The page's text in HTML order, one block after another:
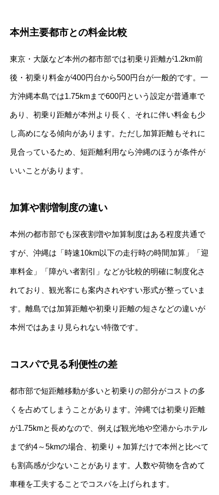
本州主要都市との料金比較
東京・大阪など本州の都市部では初乗り距離が1.2km前
後・初乗り料金が400円台から500円台が一般的です。一
方沖縄本島では1.75kmまで600円という設定が普通車で
あり、初乗り距離が本州より長く、それに伴い料金も少
し高めになる傾向があります。ただし加算距離もそれに
見合っているため、短距離利用なら沖縄のほうが条件が
いいことがあります。
加算や割増制度の違い
本州の都市部でも深夜割増や加算制度はある程度共通で
すが、沖縄は「時速10km以下の走行時の時間加算」「迎
車料金」「障がい者割引」などが比較的明確に制度化さ
れており、観光客にも案内されやすい形式が整っていま
す。離島では加算距離や初乗り距離の短さなどの違いが
本州ではあまり見られない特徴です。
コスパで見る利便性の差
都市部で短距離移動が多いと初乗りの部分がコストの多
くを占めてしまうことがあります。沖縄では初乗り距離
が1.75kmと長めなので、例えば観光地や空港からホテル
まで約4～5kmの場合、初乗り＋加算だけで本州と比べて
も割高感が少ないことがあります。人数や荷物を含めて
車種を工夫することでコスパを上げられます。